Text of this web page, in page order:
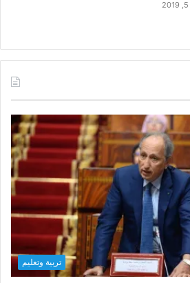
تربية وتعليم